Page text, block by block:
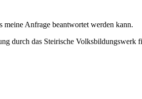
meine Anfrage beantwortet werden kann.
durch das Steirische Volksbildungswerk